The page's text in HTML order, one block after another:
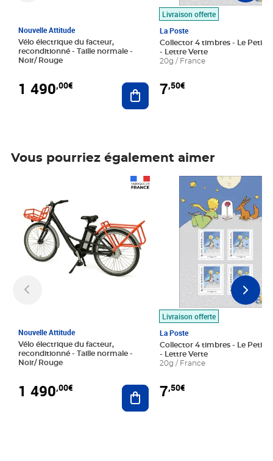
Nouvelle Attitude
Vélo électrique du facteur,
reconditionné - Taille normale -
Noir/ Rouge
1 490,00€ Ajouter au panier
Livraison offerte
La Poste
Collector 4 timbres - Le Petit
- Lettre Verte
20g / France
7,50€
Vous pourriez également aimer
Nouvelle Attitude
Vélo électrique du facteur,
reconditionné - Taille normale -
Noir/ Rouge
1 490,00€ Ajouter au panier
Livraison offerte
La Poste
Collector 4 timbres - Le Petit
- Lettre Verte
20g / France
7,50€
Prix 7,50€